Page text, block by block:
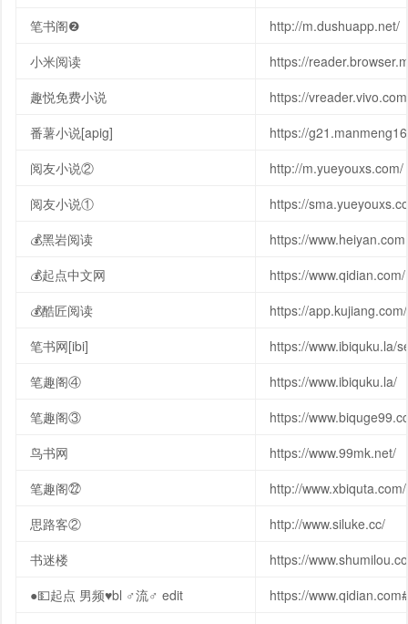
笔书阁❷
http://m.dushuapp.net/
小米阅读
https://
趣悦免费小说
https://
番薯小说[apig]
https://
阅友小说②
http://m.yueyouxs.com/
阅友小说①
https://
💰黑岩阅读
https://www.heiyan.com
💰起点中文网
https://www.qidian.com/
💰酷匠阅读
https://app.kujiang.com/
笔书网[ibi]
https://www.ibiquku.la/
笔趣阁④
https://www.ibiquku.la/
笔趣阁③
https://
鸟书网
https://www.99mk.net/
笔趣阁㉒
http://www.xbiquta.com/
思路客②
http://www.siluke.cc/
书迷楼
https://
●💵起点 男频♥bl ♂流♂ edit
https://